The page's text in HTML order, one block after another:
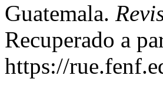
Guatemala.
Recuperado a
https://